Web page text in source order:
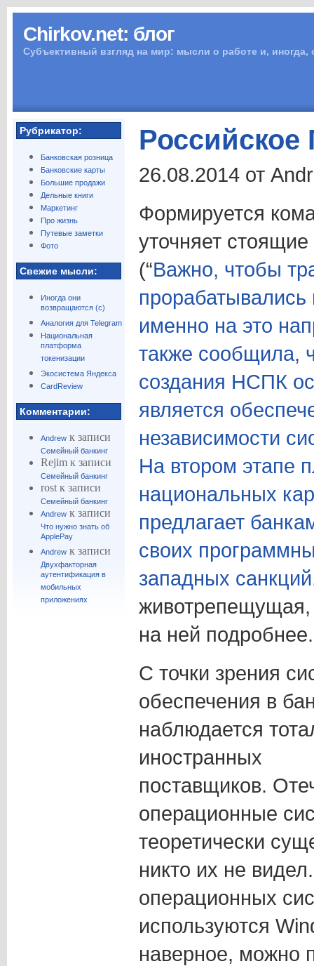
Chirkov.net: блог
Субъективный взгляд на мир: мысли о работе и,
Рубрикатор:
Банковская розница
Банковские карты
Большие продажи
Дельные книги
Маркетинг
Про жизнь
Путевые заметки
Фото
Свежие мысли:
Иногда они
возвращаются (с)
Аналогия для Telegram
Национальная
платформа
токенизации
Экосистема Яндекса
CardReview
Комментарии:
Andrewк записи
Семейный банкинг
Rejimк записи
Семейный банкинг
rostк записи
Семейный банкинг
Andrewк записи
Что нужно знать об
ApplePay
Andrewк записи
Двухфакторная
аутентификация в
мобильных
приложениях
26.08.2014 от
Формируется
уточняет
(“Важно, чтобы
именно на это
также сообщила,
создания НСПК
является
независимости
На втором этапе
национальных
предлагает
своих
западных санкций
животрепещущая,
на ней подробнее.
С точки зрения
обеспечения в
наблюдается
иностранных
поставщиков.
операционные
теоретически
никто их не
операционных
используются
наверное, можно